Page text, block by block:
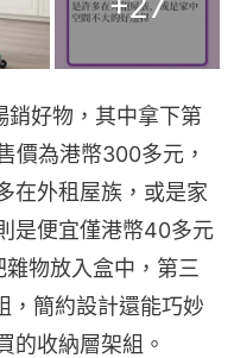
銷好物，其中拿下第
價為港幣300多元，
在外租屋族，或是家
是便宜僅港幣40多元
物放入盒中，第三
，簡約設計還能巧妙
的收納層架組。